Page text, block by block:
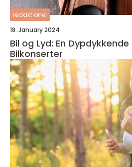
redaktionel
18. January 2024
Bil og Lyd: En
Bilkonserter